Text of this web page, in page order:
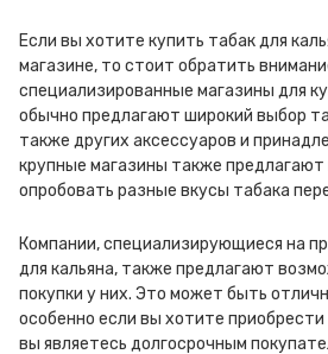
Если вы хотите купить табак для
магазине, то стоит обратить
специализированные магазины для
обычно предлагают широкий выбор
также других аксессуаров и
крупные магазины также
опробовать разные вкусы табака
Компании, специализирующиеся на
для кальяна, также предлагают
покупки у них. Это может быть
особенно если вы хотите
вы являетесь долгосрочным